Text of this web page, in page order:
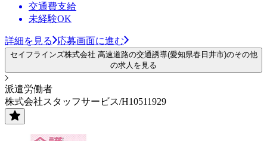
交通費支給
未経験OK
詳細を見る 応募画面に進む
セイフラインズ株式会社 高速道路の交通誘導(愛知県春日井市)のその他
の求人を見る
派遣労働者
株式会社スタッフサービス/H10511929